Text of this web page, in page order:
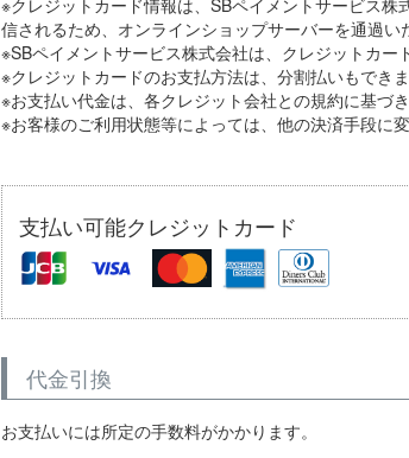
※クレジットカード情報は、SBペイメントサービス
信されるため、オンラインショップサーバーを通過い
※SBペイメントサービス株式会社は、クレジットカ
※クレジットカードのお支払方法は、分割払いもでき
※お支払い代金は、各クレジット会社との規約に基づ
※お客様のご利用状態等によっては、他の決済手段に
支払い可能クレジットカード
代金引換
お支払いには所定の手数料がかかります。